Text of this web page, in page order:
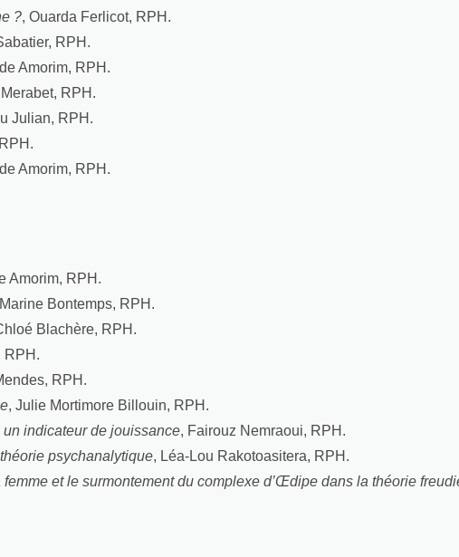
?, Ouarda Ferlicot, RPH.
RPH.
Amorim, RPH.
RPH.
Julian, RPH.
Amorim, RPH.
Amorim, RPH.
Bontemps, RPH.
Blachère, RPH.
RPH.
RPH.
, Julie Mortimore Billouin, RPH.
indicateur de jouissance, Fairouz Nemraoui, RPH.
psychanalytique, Léa-Lou Rakotoasitera, RPH.
et le surmontement du complexe d’Œdipe dans la théorie